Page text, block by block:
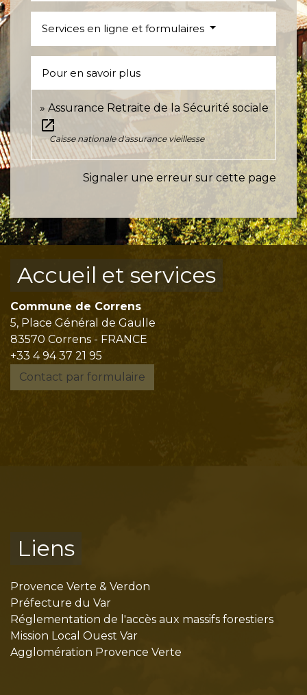
Services en ligne et formulaires
Pour en savoir plus
Assurance Retraite de la Sécurité sociale
open_in_new
Caisse nationale d'assurance vieillesse
Signaler une erreur sur cette page
Accueil et services
Commune de Correns
5, Place Général de Gaulle
83570 Correns - FRANCE
+33 4 94 37 21 95
Contact par formulaire
Liens
Provence Verte & Verdon
Préfecture du Var
Réglementation de l'accès aux massifs forestiers
Mission Local Ouest Var
Agglomération Provence Verte